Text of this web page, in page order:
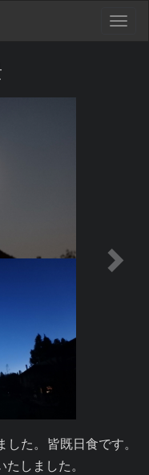
た。皆既日食です。
しました。